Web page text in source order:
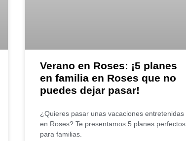
Verano en Roses: ¡5 planes
en familia en Roses que no
puedes dejar pasar!
¿Quieres pasar unas vacaciones entretenidas
en Roses? Te presentamos 5 planes perfectos
para familias.